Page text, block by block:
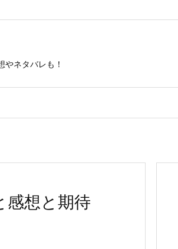
ネタバレも！
感想と期待